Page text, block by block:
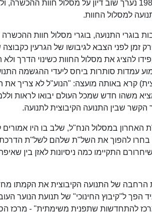
במועצה החינוכית של שנת 1989 נערך שוב דיון על
למסלול החוות.
התנועה, בוגרי מסלול חוות ההכשרה
זמן לפני הצבא לגיבושו של הגרעין
עמדות סותרות ביחס ליעדי ההגשמה
קרא באותה מועצה: "הנוע"ל לא צריך
משהו חדש שמכל העולם יבואו לראות
הקשר שבין התנועה הקיבוצית לתנועה.
האחרון במסלול הנח"ל, שלב בו היו
להפוך את השל"ת שלהם לשל"ת
התקיימו כמה ניסיונות לאזן בין
הרחבה של התנועה הקיבוצית את
הפך ל"קיבוץ החינוכי" של תנועת הנוער